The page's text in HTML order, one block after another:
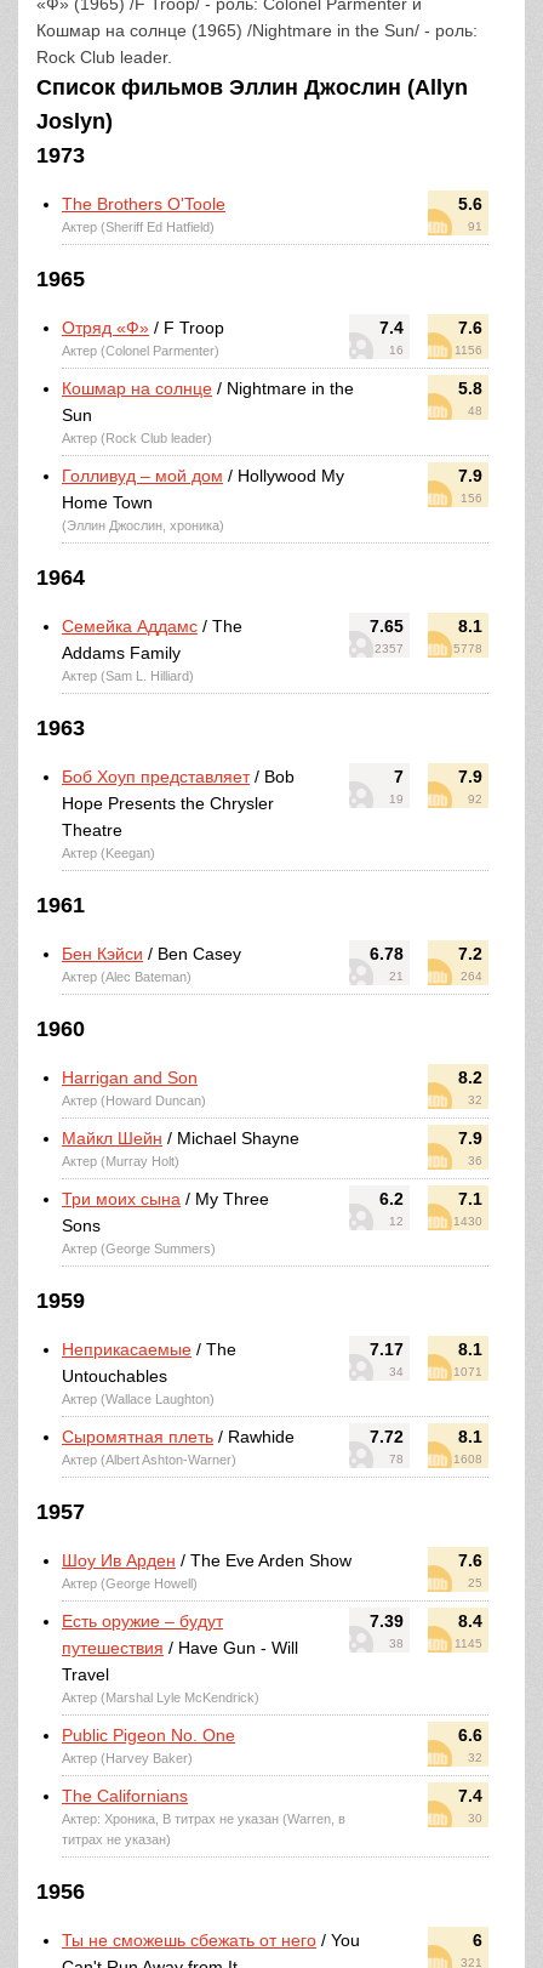
Кошмар на солнце (1965) /Nightmare in the Sun/ - роль:
Rock Club leader.
Список фильмов Эллин Джослин (Allyn
Joslyn)
1973
5.6
91
The Brothers O'Toole
Актер (Sheriff Ed Hatfield)
1965
7.4
16
7.6
1156
Отряд «Ф» / F Troop
Актер (Colonel Parmenter)
5.8
48
Кошмар на солнце / Nightmare in the
Sun
Актер (Rock Club leader)
7.9
156
Голливуд – мой дом / Hollywood My
Home Town
(Эллин Джослин, хроника)
1964
7.65
2357
8.1
5778
Семейка Аддамс / The
Addams Family
Актер (Sam L. Hilliard)
1963
7
19
7.9
92
Боб Хоуп представляет/ Bob
Hope Presents the Chrysler
Theatre
Актер (Keegan)
1961
6.78
21
7.2
264
Бен Кэйси / Ben Casey
Актер (Alec Bateman)
1960
8.2
32
Harrigan and Son
Актер (Howard Duncan)
7.9
36
Майкл Шейн / Michael Shayne
Актер (Murray Holt)
6.2
12
7.1
1430
Три моих сына / My Three
Sons
Актер (George Summers)
1959
7.17
34
8.1
1071
Неприкасаемые / The
Untouchables
Актер (Wallace Laughton)
7.72
78
8.1
1608
Сыромятная плеть / Rawhide
Актер (Albert Ashton-Warner)
1957
7.6
25
Шоу Ив Арден / The Eve Arden Show
Актер (George Howell)
7.39
38
8.4
1145
Есть оружие – будут
путешествия / Have Gun - Will
Travel
Актер (Marshal Lyle McKendrick)
6.6
32
Public Pigeon No. One
Актер (Harvey Baker)
7.4
30
The Californians
Актер: Хроника, В титрах не указан (Warren, в
титрах не указан)
1956
6
321
Ты не сможешь сбежать от него / You